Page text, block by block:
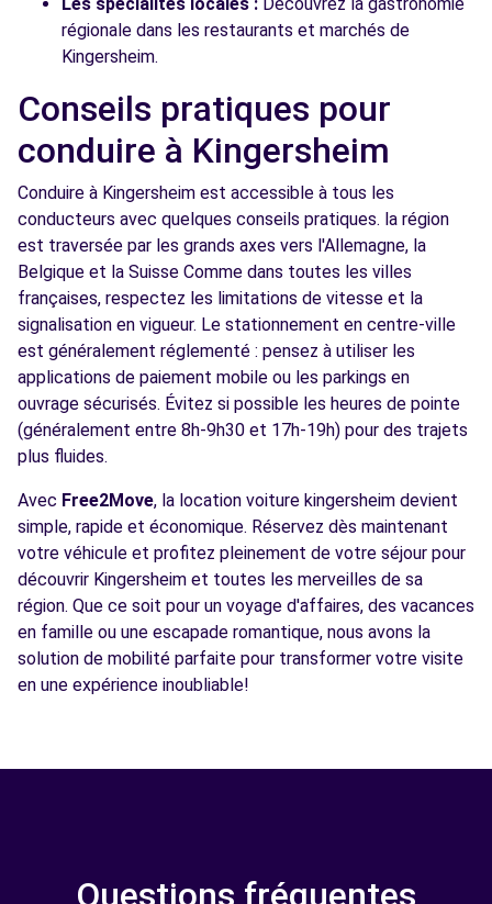
régionale dans les restaurants et marchés de
Kingersheim.
Conseils pratiques pour
conduire à Kingersheim
Conduire à Kingersheim est accessible à tous les
conducteurs avec quelques conseils pratiques. la région
est traversée par les grands axes vers l'Allemagne, la
Belgique et la Suisse Comme dans toutes les villes
françaises, respectez les limitations de vitesse et la
signalisation en vigueur. Le stationnement en centre-ville
est généralement réglementé : pensez à utiliser les
applications de paiement mobile ou les parkings en
ouvrage sécurisés. Évitez si possible les heures de pointe
(généralement entre 8h-9h30 et 17h-19h) pour des trajets
plus fluides.
Avec Free2Move, la location voiture kingersheim devient
simple, rapide et économique. Réservez dès maintenant
votre véhicule et profitez pleinement de votre séjour pour
découvrir Kingersheim et toutes les merveilles de sa
région. Que ce soit pour un voyage d'affaires, des vacances
en famille ou une escapade romantique, nous avons la
solution de mobilité parfaite pour transformer votre visite
en une expérience inoubliable!
Questions fréquentes